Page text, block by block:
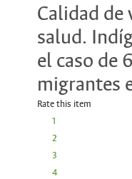
Calidad de
salud.
el caso de
migrantes
Rate this item
1
2
3
4